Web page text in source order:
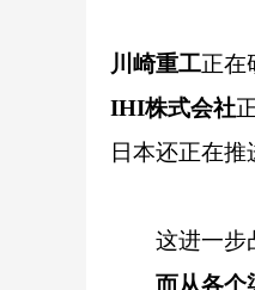
川崎重工正在
IHI株式会社
日本还正在推
这进一步凸
而从各个